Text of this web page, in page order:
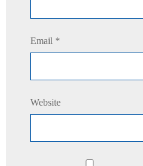
Email *
Website